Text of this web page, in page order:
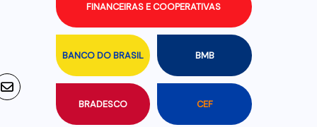
BANCO DO BRASIL BMB
BRADESCO CEF
FINANCEIRAS E COOPERATIVAS